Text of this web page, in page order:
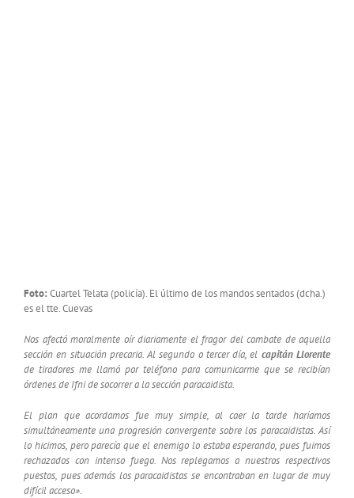
Foto: Cuartel Telata (policía). El último de los mandos sentados (dcha.)
es el tte. Cuevas
Nos afectó moralmente oír diariamente el fragor del combate de aquella
sección en situación precaria. Al segundo o tercer día, el capitán Llorente
de tiradores me llamó por teléfono para comunicarme que se recibían
órdenes de Ifni de socorrer a la sección paracaidista.
El plan que acordamos fue muy simple, al caer la tarde haríamos
simultáneamente una progresión convergente sobre los paracaidistas. Así
lo hicimos, pero parecía que el enemigo lo estaba esperando, pues fuimos
rechazados con intenso fuego. Nos replegamos a nuestros respectivos
puestos, pues además los paracaidistas se encontraban en lugar de muy
difícil acceso».